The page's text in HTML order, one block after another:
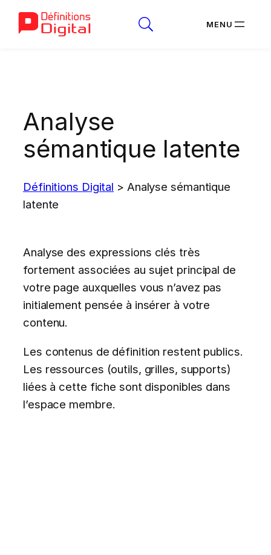
Analyse
sémantique latente
Définitions Digital > Analyse sémantique
latente
Analyse des expressions clés très
fortement associées au sujet principal de
votre page auxquelles vous n’avez pas
initialement pensée à insérer à votre
contenu.
Les contenus de définition restent publics.
Les ressources (outils, grilles, supports)
liées à cette fiche sont disponibles dans
l’espace membre.